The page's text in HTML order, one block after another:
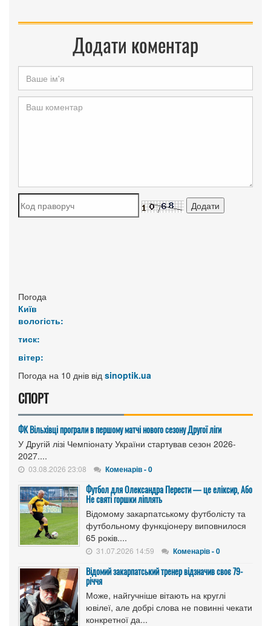
Додати коментар
Погода
Київ
вологість:
тиск:
вітер:
Погода на 10 днів від sinoptik.ua
СПОРТ
ФК Вільхівці програли в першому матчі нового сезону Другої ліги
У Другій лізі Чемпіонату України стартував сезон 2026-
2027....
03.08.2026 23:08 Коменарів - 0
Футбол для Олександра Перести — це еліксир, Або
Не святі горшки ліплять
Відомому закарпатському футболісту та
футбольному функціонеру виповнилося
65 років....
31.07.2026 14:59 Коменарів - 0
Відомий закарпатський тренер відзначив своє 79-
річчя
Може, найгучніше вітають на круглі
ювілеї, але добрі слова не повинні чекати
конкретної да...